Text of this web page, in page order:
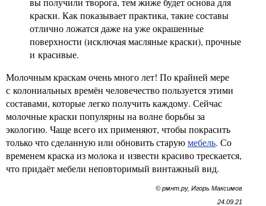
краски. Как показывает практика, такие составы
отлично ложатся даже на уже окрашенные
поверхности (исключая масляные краски), прочные
и красивые.
Молочным краскам очень много лет! По крайней мере
с колониальных времён человечество пользуется этими
составами, которые легко получить каждому. Сейчас
молочные краски популярны на волне борьбы за
экологию. Чаще всего их применяют, чтобы покрасить
только что сделанную или обновить старуюмебель. Со
временем краска из молока и извести красиво трескается,
что придаёт мебели неповторимый винтажный вид.
© рмнт.ру, Игорь Максимов
24.09.21